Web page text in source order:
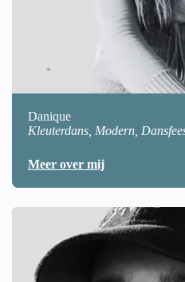
Danique
Kleuterdans, Modern,
Meer over mij